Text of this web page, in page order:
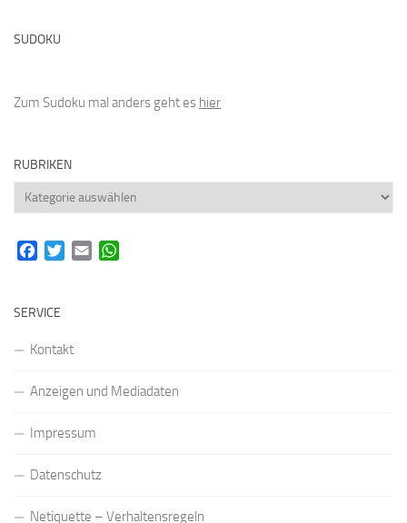
SUDOKU
Zum Sudoku mal anders geht es hier
RUBRIKEN
Rubriken
FacebookTwitterEmail
SERVICE
Kontakt
Anzeigen und Mediadaten
Impressum
Datenschutz
Netiquette – Verhaltensregeln